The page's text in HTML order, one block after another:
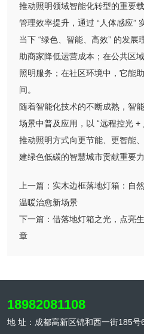
推动照明领域智能化转型的重要
管理效率提升，通过 “人体感应”
当下 “绿色、智能、高效” 的发
助商家降低运营成本；在公共区
照明服务；在社区环境中，它能
间。
随着智能化技术的不断成熟，智
场景中普及应用，以 “远程控光
推动照明方式向更节能、更智能
建绿色低碳的智慧城市贡献重要力
上一篇： 实木边框落地灯箱：自
温暖治愈新场景
下一篇： 借落地灯箱之光，点亮
章
18982081108
地 址：成都高新区锦和西一街185